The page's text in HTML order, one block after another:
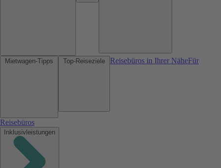
Reisebüros in Ihrer NäheFür
Reisebüros
Inklusivleistungen